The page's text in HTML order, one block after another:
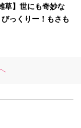
草】世にも奇妙な
びっくりー！もさも